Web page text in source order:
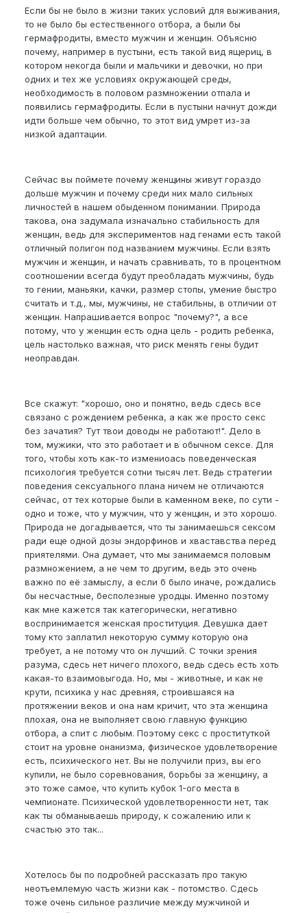
Если бы не было в жизни таких условий для выживания,
то не было бы естественного отбора, а были бы
гермафродиты, вместо мужчин и женщин. Объясню
почему, например в пустыни, есть такой вид ящериц, в
котором некогда были и мальчики и девочки, но при
одних и тех же условиях окружающей среды,
необходимость в половом размножении отпала и
появились гермафродиты. Если в пустыни начнут дожди
идти больше чем обычно, то этот вид умрет из-за
низкой адаптации.
Сейчас вы поймете почему женщины живут гораздо
дольше мужчин и почему среди них мало сильных
личностей в нашем обыденном понимании. Природа
такова, она задумала изначально стабильность для
женщин, ведь для экспериментов над генами есть такой
отличный полигон под названием мужчины. Если взять
мужчин и женщин, и начать сравнивать, то в процентном
соотношении всегда будут преобладать мужчины, будь
то гении, маньяки, качки, размер стопы, умение быстро
считать и т.д., мы, мужчины, не стабильны, в отличии от
женщин. Напрашивается вопрос "почему?", а все
потому, что у женщин есть одна цель - родить ребенка,
цель настолько важная, что риск менять гены будит
неоправдан.
Все скажут: "хорошо, оно и понятно, ведь сдесь все
связано с рождением ребенка, а как же просто секс
без зачатия? Тут твои доводы не работают!". Дело в
том, мужики, что это работает и в обычном сексе. Для
того, чтобы хоть как-то измениоась поведенческая
психология требуется сотни тысяч лет. Ведь стратегии
поведения сексуального плана ничем не отличаются
сейчас, от тех которые были в каменном веке, по сути -
одно и тоже, что у мужчин, что у женщин, и это хорошо.
Природа не догадывается, что ты занимаешься сексом
ради еще одной дозы эндорфинов и хваставства перед
приятелями. Она думает, что мы занимаемся половым
размножением, а не чем то другим, ведь это очень
важно по её замыслу, а если б было иначе, рождались
бы несчастные, бесполезные уродцы. Именно поэтому
как мне кажется так категорически, негативно
воспринимается женская проституция. Девушка дает
тому кто заплатил некоторую сумму которую она
требует, а не потому что он лучший. С точки зрения
разума, сдесь нет ничего плохого, ведь сдесь есть хоть
какая-то взаимовыгода. Но, мы - животные, и как не
крути, психика у нас древняя, строившаяся на
протяжении веков и она нам кричит, что эта женщина
плохая, она не выполняет свою главную функцию
отбора, а спит с любым. Поэтому секс с проституткой
стоит на уровне онанизма, физическое удовлетворение
есть, психического нет. Вы не получили приз, вы его
купили, не было соревнования, борьбы за женщину, а
это тоже самое, что купить кубок 1-ого места в
чемпионате. Психической удовлетворенности нет, так
как ты обманываешь природу, к сожалению или к
счастью это так...
Хотелось бы по подробней рассказать про такую
неотъемлемую часть жизни как - потомство. Сдесь
тоже очень сильное различие между мужчиной и